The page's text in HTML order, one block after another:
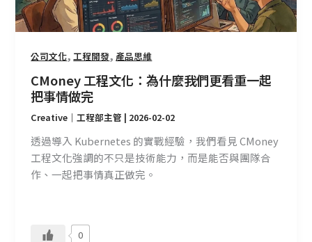
公司文化, 工程開發, 產品思維
CMoney 工程文化：為什麼我們更看重一起
把事情做完
Creative｜工程部主管 | 2026-02-02
透過導入 Kubernetes 的實戰經驗，我們看見 CMoney
工程文化強調的不只是技術能力，而是能否與團隊合
作、一起把事情真正做完。
0
麼
我
更
看
重
起
把
事
情